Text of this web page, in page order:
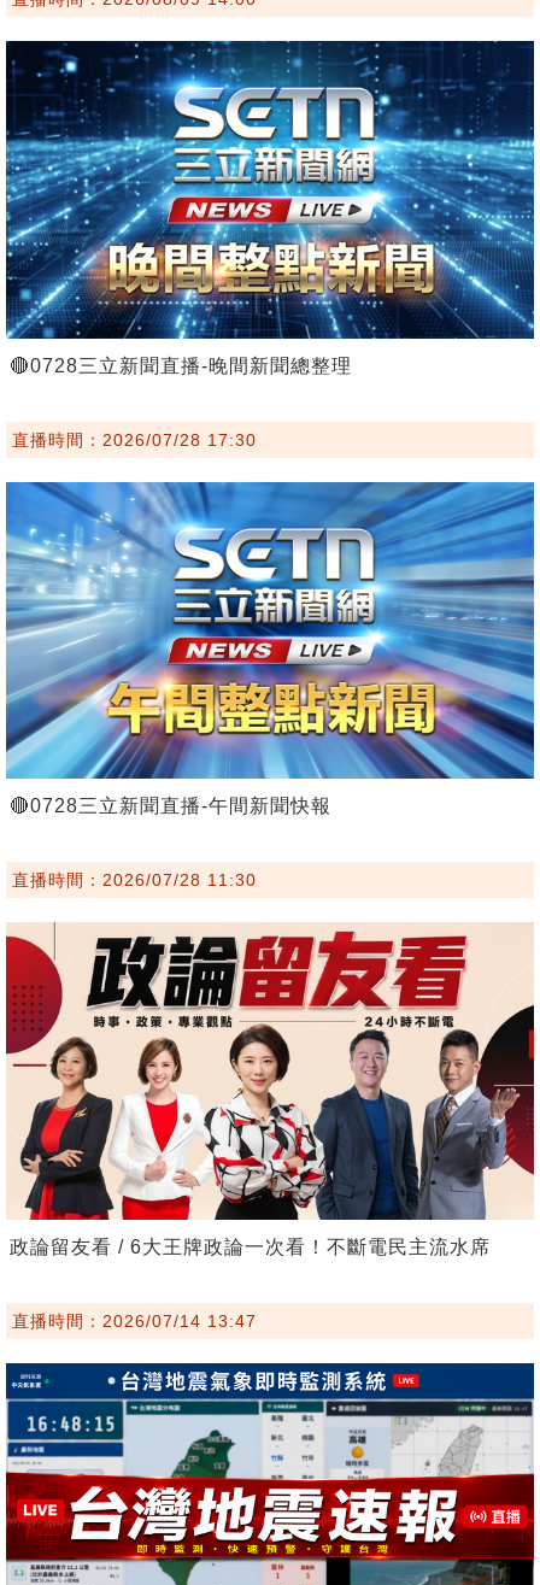
🔴0728三立新聞直播-晚間新聞總整理
直播時間：2026/07/28 17:30
🔴0728三立新聞直播-午間新聞快報
直播時間：2026/07/28 11:30
政論留友看 / 6大王牌政論一次看！不斷電民主流水席
直播時間：2026/07/14 13:47